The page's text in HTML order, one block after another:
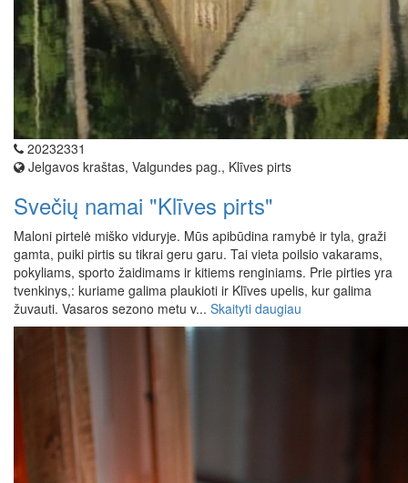
20232331
Jelgavos kraštas, Valgundes pag., Klīves pirts
Svečių namai "Klīves pirts"
Maloni pirtelė miško viduryje. Mūs apibūdina ramybė ir tyla, graži
gamta, puiki pirtis su tikrai geru garu. Tai vieta poilsio vakarams,
pokyliams, sporto žaidimams ir kitiems renginiams. Prie pirties yra
tvenkinys,: kuriame galima plaukioti ir Klīves upelis, kur galima
žuvauti. Vasaros sezono metu v... Skaityti daugiau